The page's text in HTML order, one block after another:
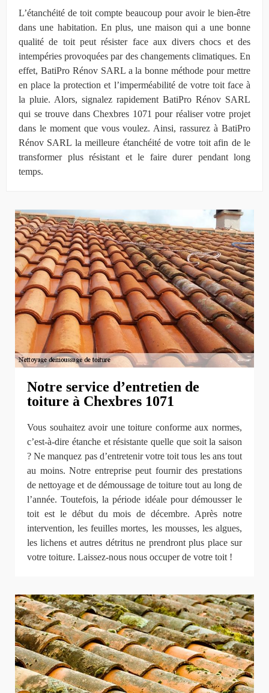
L’étanchéité de toit compte beaucoup pour avoir le bien-être
dans une habitation. En plus, une maison qui a une bonne
qualité de toit peut résister face aux divers chocs et des
intempéries provoquées par des changements climatiques. En
effet, BatiPro Rénov SARL a la bonne méthode pour mettre
en place la protection et l’imperméabilité de votre toit face à
la pluie. Alors, signalez rapidement BatiPro Rénov SARL
qui se trouve dans Chexbres 1071 pour réaliser votre projet
dans le moment que vous voulez. Ainsi, rassurez à BatiPro
Rénov SARL la meilleure étanchéité de votre toit afin de le
transformer plus résistant et le faire durer pendant long
temps.
Notre service d’entretien de
toiture à Chexbres 1071
Vous souhaitez avoir une toiture conforme aux normes,
c’est-à-dire étanche et résistante quelle que soit la saison
? Ne manquez pas d’entretenir votre toit tous les ans tout
au moins. Notre entreprise peut fournir des prestations
de nettoyage et de démoussage de toiture tout au long de
l’année. Toutefois, la période idéale pour démousser le
toit est le début du mois de décembre. Après notre
intervention, les feuilles mortes, les mousses, les algues,
les lichens et autres détritus ne prendront plus place sur
votre toiture. Laissez-nous nous occuper de votre toit !